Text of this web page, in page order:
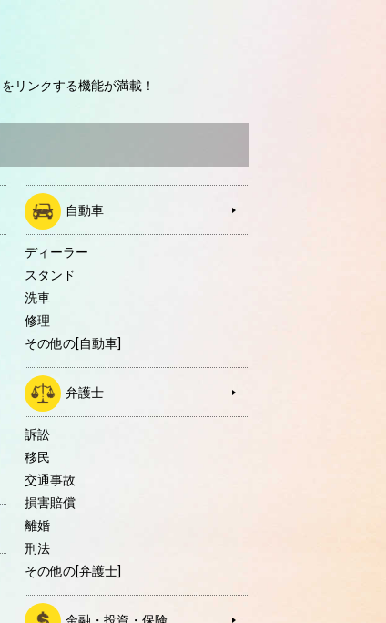
リンクする機能が満載！
自動車
ディーラー
スタンド
洗車
修理
その他の[自動車]
弁護士
訴訟
移民
交通事故
損害賠償
離婚
刑法
その他の[弁護士]